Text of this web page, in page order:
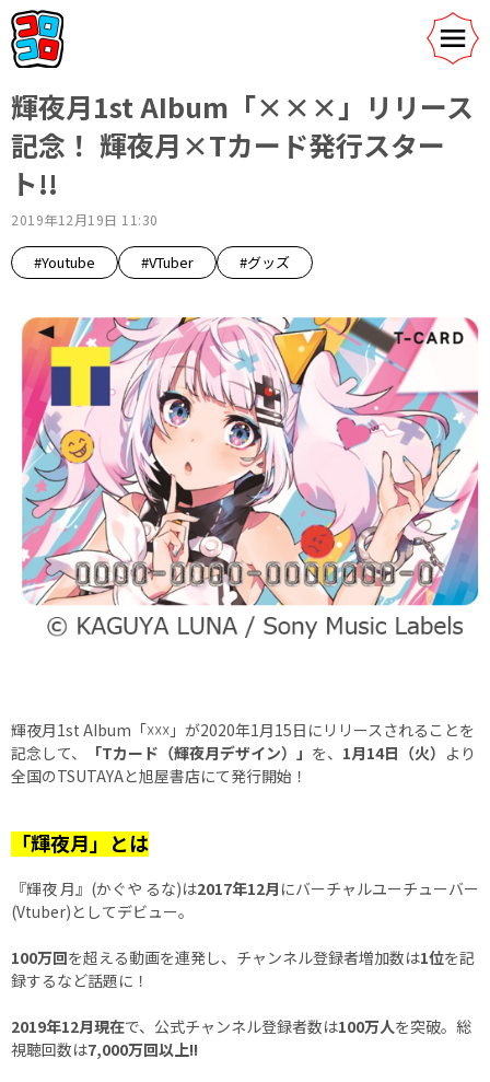
輝夜月1st AIbum「×××」リリース
記念！ 輝夜月×Tカード発行スター
ト!!
2019年12月19日 11:30
#Youtube #VTuber #グッズ
輝夜月1st AIbum「☓☓☓」が2020年1月15日にリリースされることを
記念して、
「Tカード（輝夜月デザイン）」 を、 1月14日（火） より
全国のTSUTAYAと旭屋書店にて発行開始！
「輝夜月」とは
『輝夜 月』(かぐや るな)は2017年12月 にバーチャルユーチューバー
(Vtuber)としてデビュー。
100万回を超える動画を連発し、チャンネル登録者増加数は1位を記
録するなど話題に！
2019年12月現在で、公式チャンネル登録者数は100万人を突破。総
視聴回数は7,000万回以上!!